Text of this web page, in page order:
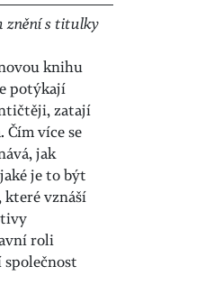
znění s titulky
knihu
potýkají
zatají
více se
jak
je to být
které vznáší
roli